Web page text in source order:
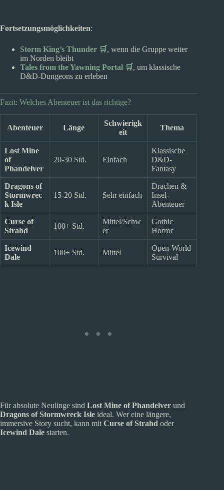
Fortsetzungsmöglichkeiten:
Storm King’s Thunder 🛒, wenn die Gruppe weiter
im Norden bleibt
Tales from the Yawning Portal 🛒, um klassische
D&D-Dungeons zu erleben
Fazit: Welches Abenteuer ist das richtige?
Abenteuer Länge
Schwierigk
eit
Thema
Lost Mine
of
Phandelver
20-30 Std. Einfach
Klassische
D&D-
Fantasy
Dragons of
Stormwrec
k Isle
15-20 Std. Sehr einfach
Drachen &
Insel-
Abenteuer
Curse of
Strahd
100+ Std.
Mittel/Schw
er
Gothic
Horror
Icewind
Dale
100+ Std. Mittel
Open-World
Survival
Für absolute Neulinge sind Lost Mine of Phandelver und
Dragons of Stormwreck Isle ideal. Wer eine längere,
immersive Story sucht, kann mit Curse of Strahd oder
Icewind Dale starten.